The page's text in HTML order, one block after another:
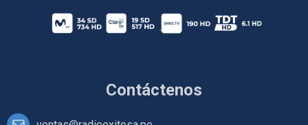
Contáctenos